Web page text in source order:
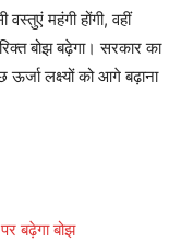
महंगी होंगी, वहीं
बोझ बढ़ेगा। सरकार का
लक्ष्यों को आगे बढ़ाना
बढ़ेगा बोझ